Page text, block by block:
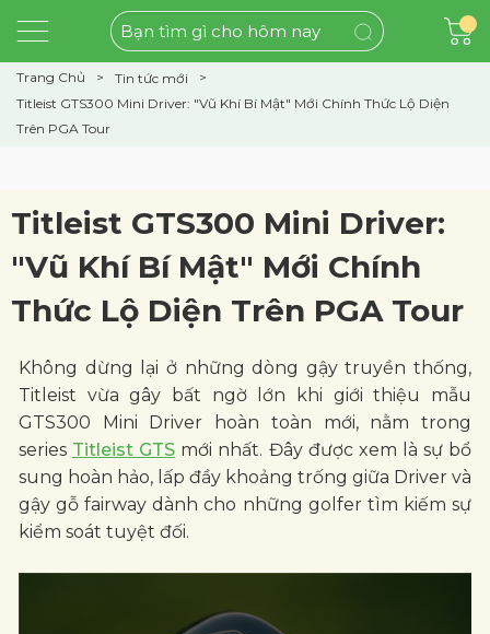
Trang Chủ
Tin tức mới
Titleist GTS300 Mini Driver: "Vũ Khí Bí Mật" Mới Chính Thức Lộ Diện
Trên PGA Tour
Titleist GTS300 Mini Driver:
"Vũ Khí Bí Mật" Mới Chính
Thức Lộ Diện Trên PGA Tour
Không dừng lại ở những dòng gậy truyền thống,
Titleist vừa gây bất ngờ lớn khi giới thiệu mẫu
GTS300 Mini Driver hoàn toàn mới, nằm trong
series Titleist GTS mới nhất. Đây được xem là sự bổ
sung hoàn hảo, lấp đầy khoảng trống giữa Driver và
gậy gỗ fairway dành cho những golfer tìm kiếm sự
kiểm soát tuyệt đối.